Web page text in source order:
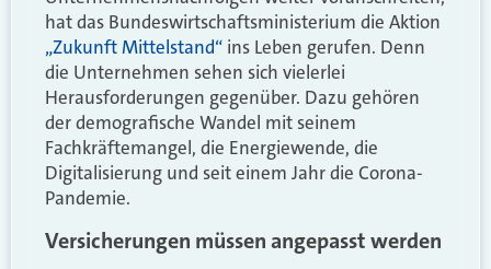
hat das Bundeswirtschaftsministerium die Aktion
„Zukunft Mittelstand“ ins Leben gerufen. Denn
die Unternehmen sehen sich vielerlei
Herausforderungen gegenüber. Dazu gehören
der demografische Wandel mit seinem
Fachkräftemangel, die Energiewende, die
Digitalisierung und seit einem Jahr die Corona-
Pandemie.
Versicherungen müssen angepasst werden